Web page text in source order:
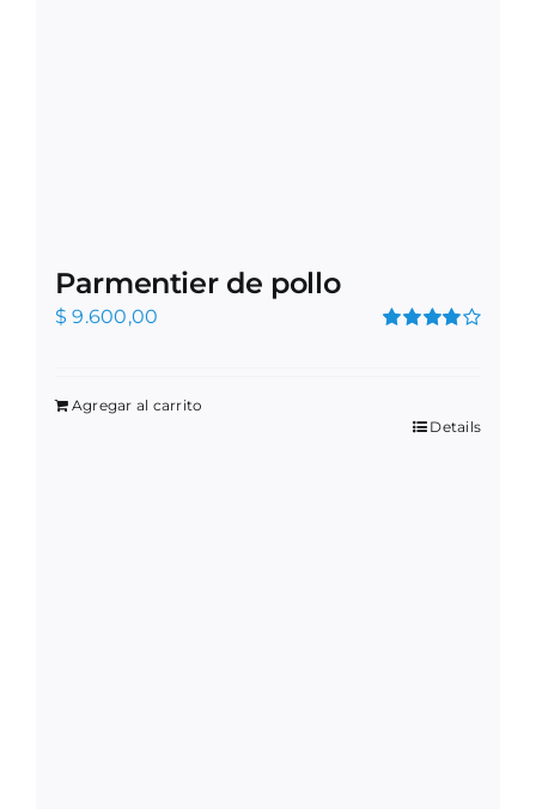
Parmentier de pollo
$ 9.600,00
Agregar al carrito
Details